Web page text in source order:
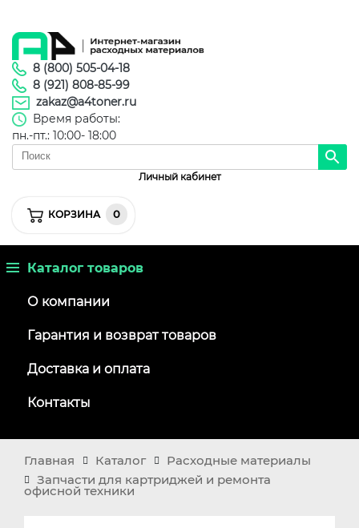
8 (800) 505-04-18
8 (921) 808-85-99
zakaz@a4toner.ru
Время работы:
пн.-пт.: 10:00- 18:00
Личный кабинет
КОРЗИНА 0
Каталог товаров
О компании
Гарантия и возврат товаров
Доставка и оплата
Контакты
Главная Каталог
Расходные материалы
Запчасти для картриджей и ремонта
офисной техники